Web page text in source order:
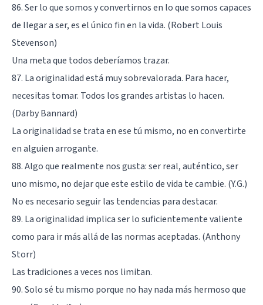
86. Ser lo que somos y convertirnos en lo que somos capaces
de llegar a ser, es el único fin en la vida. (Robert Louis
Stevenson)
Una meta que todos deberíamos trazar.
87. La originalidad está muy sobrevalorada. Para hacer,
necesitas tomar. Todos los grandes artistas lo hacen.
(Darby Bannard)
La originalidad se trata en ese tú mismo, no en convertirte
en alguien arrogante.
88. Algo que realmente nos gusta: ser real, auténtico, ser
uno mismo, no dejar que este estilo de vida te cambie. (Y.G.)
No es necesario seguir las tendencias para destacar.
89. La originalidad implica ser lo suficientemente valiente
como para ir más allá de las normas aceptadas. (Anthony
Storr)
Las tradiciones a veces nos limitan.
90. Solo sé tu mismo porque no hay nada más hermoso que